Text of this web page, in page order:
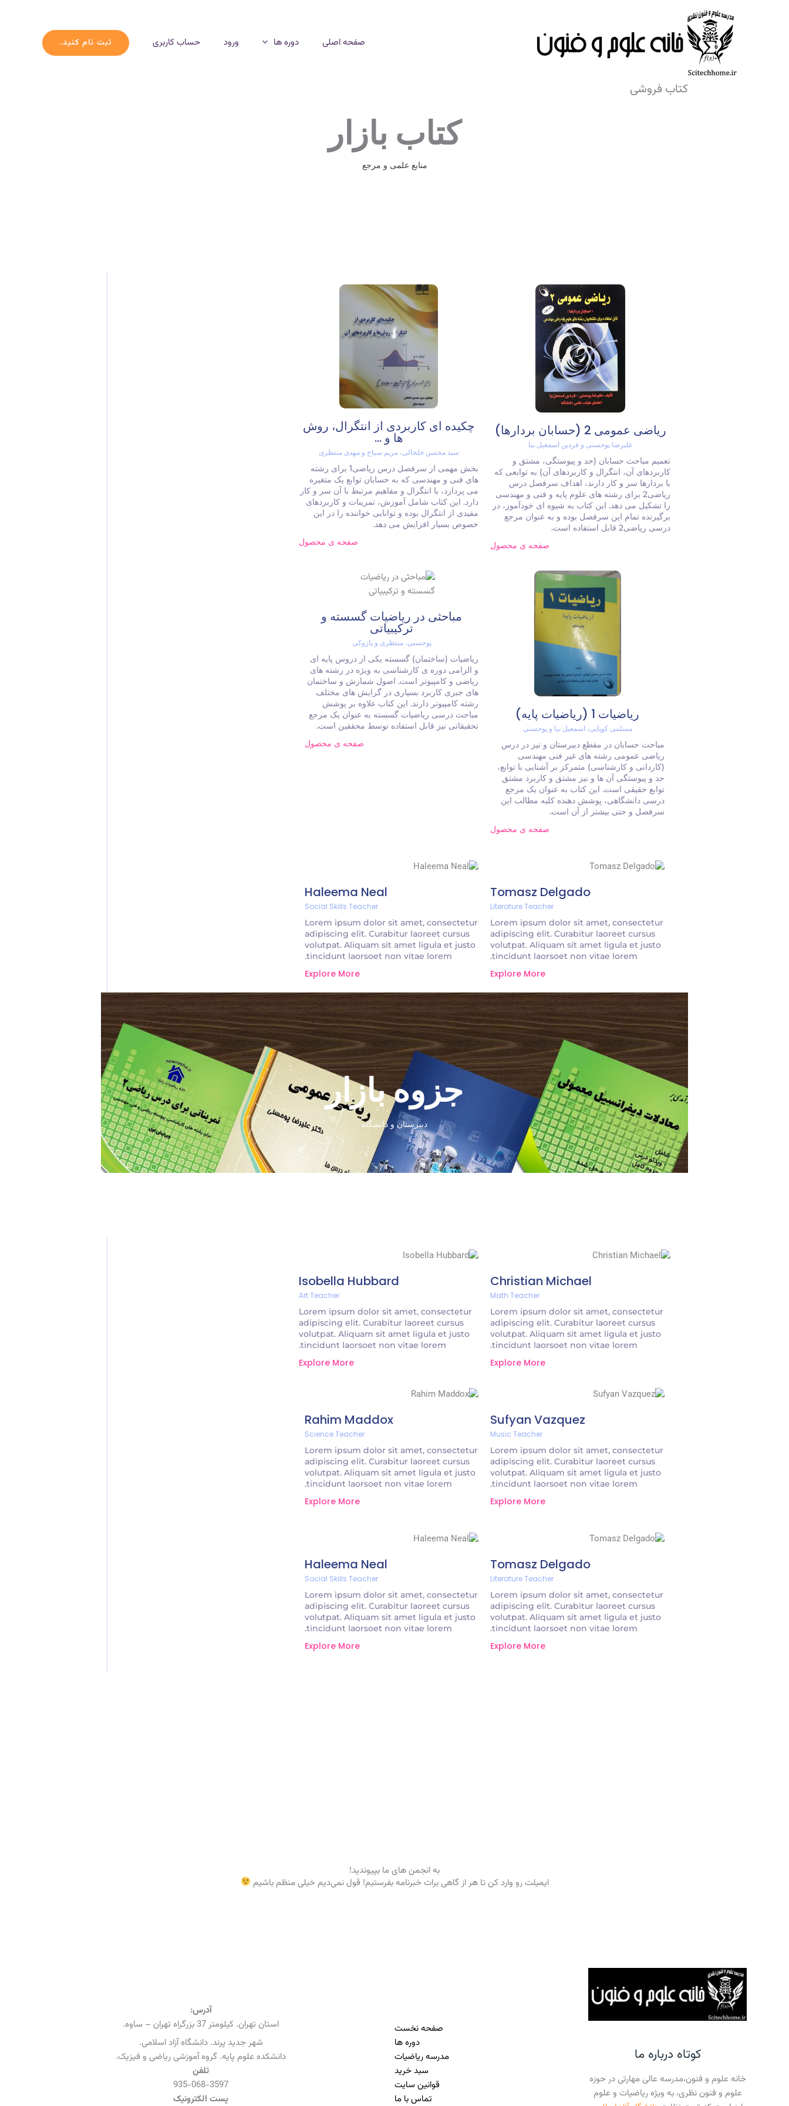
صفحه اصلی دوره ها ورود حساب کاربری ثبت نام کنید.
کتاب فروشی
کتاب بازار
منابع علمی و مرجع
ریاضی عمومی 2 (حسابان بردارها)
علیرضا پوحسنی و فردین اسمعیل نیا
تعمیم مباحث حسابان (حد و پیوستگی، مشتق و
کاربردهای آن، انتگرال و کاربردهای آن) به توابعی که
با بردارها سر و کار دارند، اهداف سرفصل درس
ریاضی2 برای رشته های علوم پایه و فنی و مهندسی
را تشکیل می دهد. این کتاب به شیوه ای خودآموز، در
برگیرنده تمام این سرفصل بوده و به عنوان مرجع
درسی ریاضی2 قابل استفاده است.
صفحه ی محصول
چکیده ای کاربردی از انتگرال، روش
ها و ...
سید محسن خلخالی، مریم سیاح و مهدی منتظری
بخش مهمی از سرفصل درس ریاضی1 برای رشته
های فنی و مهندسی که به حسابان توابع یک متغیره
می پردازد، با انتگرال و مفاهیم مرتبط با آن سر و کار
دارد. این کتاب شامل آموزش، تمرینات و کاربردهای
مفیدی از انتگرال بوده و توانایی خواننده را در این
خصوص بسیار افزایش می دهد.
صفحه ی محصول
ریاضیات 1 (ریاضیات پایه)
مسلمی کوپایی، اسمعیل نیا و پوحسنی
مباحث حسابان در مقطع دبیرستان و نیز در درس
ریاضی عمومی رشته های غیر فنی مهندسی
(کاردانی و کارشناسی) متمرکز بر آشنایی با توابع،
حد و پیوستگی آن ها و نیز مشتق و کاربرد مشتق
توابع حقیقی است. این کتاب به عنوان یک مرجع
درسی دانشگاهی، پوشش دهنده کلیه مطالب این
سرفصل و حتی بیشتر از آن است.
صفحه ی محصول
مباحثی در ریاضیات گسسته و
ترکیبیاتی
پوحسنی، منتظری و پازوکی
ریاضیات (ساختمان) گسسته یکی از دروس پایه ای
و الزامی دوره ی کارشناسی به ویژه در رشته های
ریاضی و کامپیوتر است. اصول شمارش و ساختمان
های جبری کاربرد بسیاری در گرایش های مختلف
رشته کامپیوتر دارند. این کتاب علاوه بر پوشش
مباحث درسی ریاضیات گسسته به عنوان یک مرجع
تحقیقاتی نیز قابل استفاده توسط محققین است.
صفحه ی محصول
Tomasz Delgado
Literature Teacher
Lorem ipsum dolor sit amet, consectetur
adipiscing elit. Curabitur laoreet cursus
volutpat. Aliquam sit amet ligula et justo
tincidunt laorsoet non vitae lorem.
Explore More
Haleema Neal
Social Skills Teacher
Lorem ipsum dolor sit amet, consectetur
adipiscing elit. Curabitur laoreet cursus
volutpat. Aliquam sit amet ligula et justo
tincidunt laorsoet non vitae lorem.
Explore More
جزوه بازار
دبیرستان و دانشگاه
Christian Michael
Math Teacher
Lorem ipsum dolor sit amet, consectetur
adipiscing elit. Curabitur laoreet cursus
volutpat. Aliquam sit amet ligula et justo
tincidunt laorsoet non vitae lorem.
Explore More
Isobella Hubbard
Art Teacher
Lorem ipsum dolor sit amet, consectetur
adipiscing elit. Curabitur laoreet cursus
volutpat. Aliquam sit amet ligula et justo
tincidunt laorsoet non vitae lorem.
Explore More
Sufyan Vazquez
Music Teacher
Lorem ipsum dolor sit amet, consectetur
adipiscing elit. Curabitur laoreet cursus
volutpat. Aliquam sit amet ligula et justo
tincidunt laorsoet non vitae lorem.
Explore More
Rahim Maddox
Science Teacher
Lorem ipsum dolor sit amet, consectetur
adipiscing elit. Curabitur laoreet cursus
volutpat. Aliquam sit amet ligula et justo
tincidunt laorsoet non vitae lorem.
Explore More
Tomasz Delgado
Literature Teacher
Lorem ipsum dolor sit amet, consectetur
adipiscing elit. Curabitur laoreet cursus
volutpat. Aliquam sit amet ligula et justo
tincidunt laorsoet non vitae lorem.
Explore More
Haleema Neal
Social Skills Teacher
Lorem ipsum dolor sit amet, consectetur
adipiscing elit. Curabitur laoreet cursus
volutpat. Aliquam sit amet ligula et justo
tincidunt laorsoet non vitae lorem.
Explore More
به انجمن های ما بپیوندید!
ایمیلت رو وارد کن تا هر از گاهی برات خبرنامه بفرستیم! قول نمی‌دیم خیلی منظم باشیم
کوتاه درباره ما
خانه علوم و فنون،مدرسه عالی مهارتی در حوزه
علوم و فنون نظری، به ویژه ریاضیات و علوم
صفحه نخست
دوره ها
مدرسه ریاضیات
سبد خرید
قوانین سایت
تماس با ما
آدرس:
استان تهران. کیلومتر 37 بزرگراه تهران – ساوه.
شهر جدید پرند. دانشگاه آزاد اسلامی.
دانشکده علوم پایه. گروه آموزشی ریاضی و فیزیک.
تلفن
935-068-3597
پست الکترونیک